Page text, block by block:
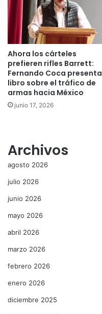
Ahora los cárteles
prefieren rifles Barrett:
Fernando Coca presenta
libro sobre el tráfico de
armas hacia México
junio 17, 2026
Archivos
agosto 2026
julio 2026
junio 2026
mayo 2026
abril 2026
marzo 2026
febrero 2026
enero 2026
diciembre 2025